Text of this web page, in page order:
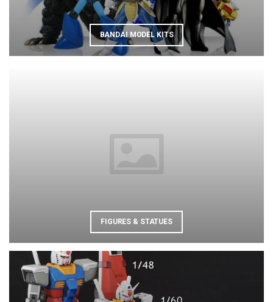
BANDAI MODEL KITS
FIGURES & STATUES